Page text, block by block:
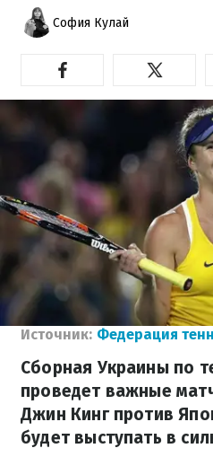
София Кулай
Источник: Федерация
Сборная Украины по
проведет важные
Джин Кинг против
будет выступать в